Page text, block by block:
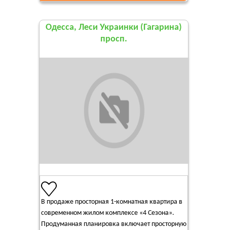
Одесса, Леси Украинки (Гагарина)
просп.
В продаже просторная 1-комнатная квартира в
современном жилом комплексе «4 Сезона».
Продуманная планировка включает просторную